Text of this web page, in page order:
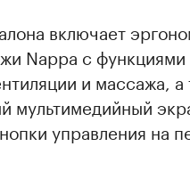
включает
Nappa с функциями
и массажа, а
мультимедийный
управления на